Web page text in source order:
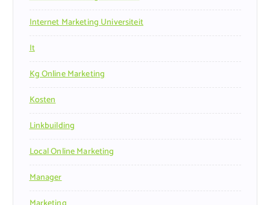
Internet Marketing Universiteit
It
Kg Online Marketing
Kosten
Linkbuilding
Local Online Marketing
Manager